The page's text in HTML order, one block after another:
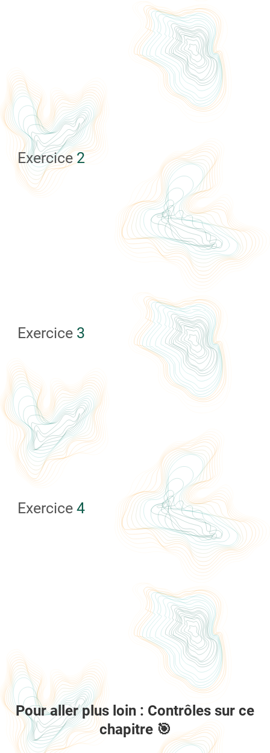
Exercice 2
Exercice 3
Exercice 4
Pour aller plus loin : Contrôles sur ce
chapitre 🎯